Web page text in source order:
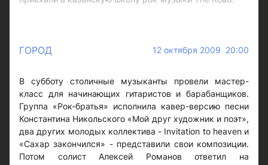
ГОРОД 12 октября 2009 20:00
В субботу столичные музыканты провели мастер-
класс для начинающих гитаристов и барабанщиков.
Группа «Рок-братья» исполнила кавер-версию песни
Константина Никольского «Мой друг художник и поэт»,
два других молодых коллектива - Invitation to heaven и
«Сахар закончился» - представили свои композиции.
Потом солист Алексей Романов ответил на